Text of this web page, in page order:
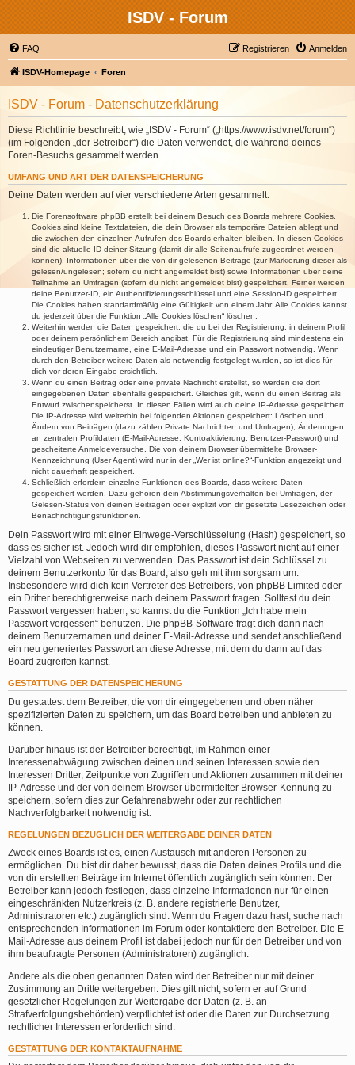
ISDV - Forum
FAQ Anmelden
Registrieren
ISDV-Homepage Foren
ISDV - Forum - Datenschutzerklärung
Diese Richtlinie beschreibt, wie „ISDV - Forum“ („https://www.isdv.net/forum“)
(im Folgenden „der Betreiber“) die Daten verwendet, die während deines
Foren-Besuchs gesammelt werden.
UMFANG UND ART DER DATENSPEICHERUNG
Deine Daten werden auf vier verschiedene Arten gesammelt:
Die Forensoftware phpBB erstellt bei deinem Besuch des Boards mehrere Cookies.
Cookies sind kleine Textdateien, die dein Browser als temporäre Dateien ablegt und
die zwischen den einzelnen Aufrufen des Boards erhalten bleiben. In diesen Cookies
sind die aktuelle ID deiner Sitzung (damit dir alle Seitenaufrufe zugeordnet werden
können), Informationen über die von dir gelesenen Beiträge (zur Markierung dieser als
gelesen/ungelesen; sofern du nicht angemeldet bist) sowie Informationen über deine
Teilnahme an Umfragen (sofern du nicht angemeldet bist) gespeichert. Ferner werden
deine Benutzer-ID, ein Authentifizierungsschlüssel und eine Session-ID gespeichert.
Die Cookies haben standardmäßig eine Gültigkeit von einem Jahr. Alle Cookies kannst
du jederzeit über die Funktion „Alle Cookies löschen“ löschen.
Weiterhin werden die Daten gespeichert, die du bei der Registrierung, in deinem Profil
oder deinem persönlichem Bereich angibst. Für die Registrierung sind mindestens ein
eindeutiger Benutzername, eine E-Mail-Adresse und ein Passwort notwendig. Wenn
durch den Betreiber weitere Daten als notwendig festgelegt wurden, so ist dies für
dich vor deren Eingabe ersichtlich.
Wenn du einen Beitrag oder eine private Nachricht erstellst, so werden die dort
eingegebenen Daten ebenfalls gespeichert. Gleiches gilt, wenn du einen Beitrag als
Entwurf zwischenspeicherst. In diesen Fällen wird auch deine IP-Adresse gespeichert.
Die IP-Adresse wird weiterhin bei folgenden Aktionen gespeichert: Löschen und
Ändern von Beiträgen (dazu zählen Private Nachrichten und Umfragen), Änderungen
an zentralen Profildaten (E-Mail-Adresse, Kontoaktivierung, Benutzer-Passwort) und
gescheiterte Anmeldeversuche. Die von deinem Browser übermittelte Browser-
Kennzeichnung (User Agent) wird nur in der „Wer ist online?“-Funktion angezeigt und
nicht dauerhaft gespeichert.
Schließlich erfordern einzelne Funktionen des Boards, dass weitere Daten
gespeichert werden. Dazu gehören dein Abstimmungsverhalten bei Umfragen, der
Gelesen-Status von deinen Beiträgen oder explizit von dir gesetzte Lesezeichen oder
Benachrichtigungsfunktionen.
Dein Passwort wird mit einer Einwege-Verschlüsselung (Hash) gespeichert, so
dass es sicher ist. Jedoch wird dir empfohlen, dieses Passwort nicht auf einer
Vielzahl von Webseiten zu verwenden. Das Passwort ist dein Schlüssel zu
deinem Benutzerkonto für das Board, also geh mit ihm sorgsam um.
Insbesondere wird dich kein Vertreter des Betreibers, von phpBB Limited oder
ein Dritter berechtigterweise nach deinem Passwort fragen. Solltest du dein
Passwort vergessen haben, so kannst du die Funktion „Ich habe mein
Passwort vergessen“ benutzen. Die phpBB-Software fragt dich dann nach
deinem Benutzernamen und deiner E-Mail-Adresse und sendet anschließend
ein neu generiertes Passwort an diese Adresse, mit dem du dann auf das
Board zugreifen kannst.
GESTATTUNG DER DATENSPEICHERUNG
Du gestattest dem Betreiber, die von dir eingegebenen und oben näher
spezifizierten Daten zu speichern, um das Board betreiben und anbieten zu
können.
Darüber hinaus ist der Betreiber berechtigt, im Rahmen einer
Interessenabwägung zwischen deinen und seinen Interessen sowie den
Interessen Dritter, Zeitpunkte von Zugriffen und Aktionen zusammen mit deiner
IP-Adresse und der von deinem Browser übermittelter Browser-Kennung zu
speichern, sofern dies zur Gefahrenabwehr oder zur rechtlichen
Nachverfolgbarkeit notwendig ist.
REGELUNGEN BEZÜGLICH DER WEITERGABE DEINER DATEN
Zweck eines Boards ist es, einen Austausch mit anderen Personen zu
ermöglichen. Du bist dir daher bewusst, dass die Daten deines Profils und die
von dir erstellten Beiträge im Internet öffentlich zugänglich sein können. Der
Betreiber kann jedoch festlegen, dass einzelne Informationen nur für einen
eingeschränkten Nutzerkreis (z. B. andere registrierte Benutzer,
Administratoren etc.) zugänglich sind. Wenn du Fragen dazu hast, suche nach
entsprechenden Informationen im Forum oder kontaktiere den Betreiber. Die E-
Mail-Adresse aus deinem Profil ist dabei jedoch nur für den Betreiber und von
ihm beauftragte Personen (Administratoren) zugänglich.
Andere als die oben genannten Daten wird der Betreiber nur mit deiner
Zustimmung an Dritte weitergeben. Dies gilt nicht, sofern er auf Grund
gesetzlicher Regelungen zur Weitergabe der Daten (z. B. an
Strafverfolgungsbehörden) verpflichtet ist oder die Daten zur Durchsetzung
rechtlicher Interessen erforderlich sind.
GESTATTUNG DER KONTAKTAUFNAHME